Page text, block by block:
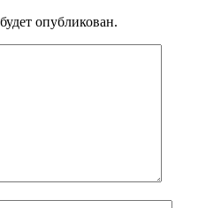
опубликован.